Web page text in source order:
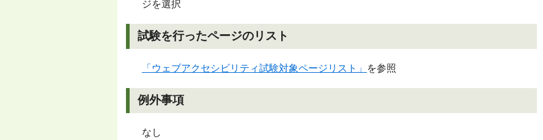
ジを選択
試験を行ったページのリスト
「ウェブアクセシビリティ試験対象ページリスト」 を参照
例外事項
なし